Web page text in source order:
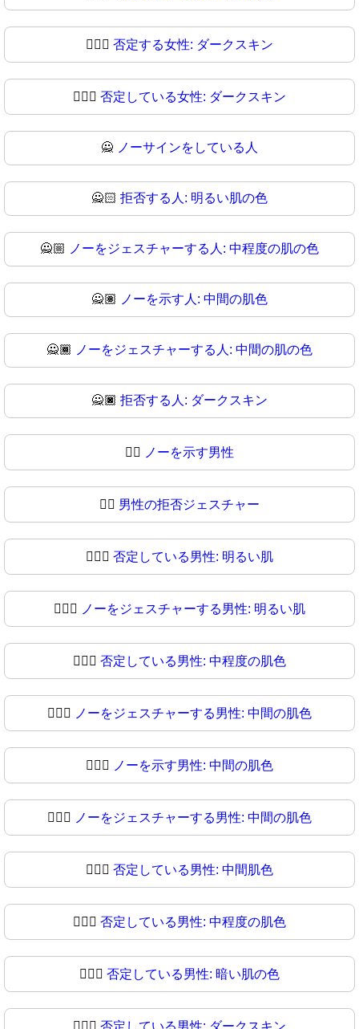
🙎🏿‍♀️ 否定する女性: ダークスキン
🙎🏿‍♀ 否定している女性: ダークスキン
🙅 ノーサインをしている人
🙅🏻 拒否する人: 明るい肌の色
🙅🏼 ノーをジェスチャーする人: 中程度の肌の色
🙅🏽 ノーを示す人: 中間の肌色
🙅🏾 ノーをジェスチャーする人: 中間の肌の色
🙅🏿 拒否する人: ダークスキン
🙅‍♂️ ノーを示す男性
🙅‍♂ 男性の拒否ジェスチャー
🙅🏻‍♂️ 否定している男性: 明るい肌
🙅🏻‍♂ ノーをジェスチャーする男性: 明るい肌
🙅🏼‍♂️ 否定している男性: 中程度の肌色
🙅🏼‍♂ ノーをジェスチャーする男性: 中間の肌色
🙅🏽‍♂️ ノーを示す男性: 中間の肌色
🙅🏽‍♂ ノーをジェスチャーする男性: 中間の肌色
🙅🏾‍♂️ 否定している男性: 中間肌色
🙅🏾‍♂ 否定している男性: 中程度の肌色
🙅🏿‍♂️ 否定している男性: 暗い肌の色
🙅🏿‍♂ 否定している男性: ダークスキン